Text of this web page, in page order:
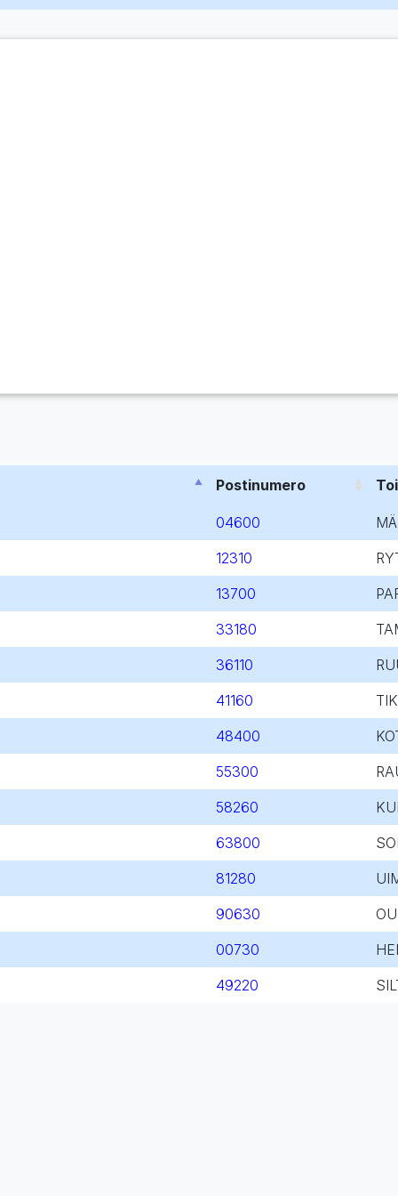
Postinumero
04600
12310
13700
33180
36110
41160
48400
55300
58260
63800
81280
90630
00730
49220